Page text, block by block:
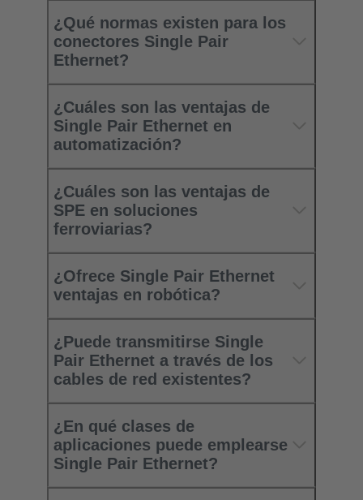
¿Qué normas existen para los
conectores Single Pair
Ethernet?
¿Cuáles son las ventajas de
Single Pair Ethernet en
automatización?
¿Cuáles son las ventajas de
SPE en soluciones
ferroviarias?
¿Ofrece Single Pair Ethernet
ventajas en robótica?
¿Puede transmitirse Single
Pair Ethernet a través de los
cables de red existentes?
¿En qué clases de
aplicaciones puede emplearse
Single Pair Ethernet?